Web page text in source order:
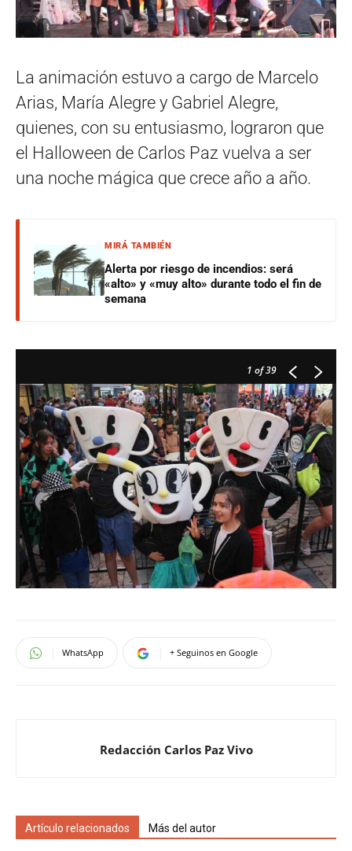
La animación estuvo a cargo de Marcelo
Arias, María Alegre y Gabriel Alegre,
quienes, con su entusiasmo, lograron que
el Halloween de Carlos Paz vuelva a ser
una noche mágica que crece año a año.
MIRÁ TAMBIÉN
Alerta por riesgo de incendios: será
«alto» y «muy alto» durante todo el fin de
semana
1 of 39
WhatsApp + Seguinos en Google
Redacción Carlos Paz Vivo
Artículo relacionados Más del autor